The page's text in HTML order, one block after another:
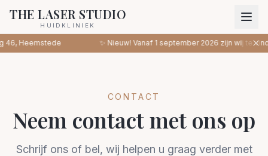
THE LASER STUDIO
HUIDKLINIEK
✨ Nieuw! Vanaf 1 september 2026 zijn wij te
CONTACT
Neem contact met ons op
Schrijf ons of bel, wij helpen u graag verder met